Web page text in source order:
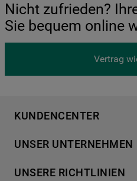
Nicht zufrieden?
Sie bequem online
Vertrag
KUNDENCENTER
Händlersuche
Häufige Fragen
UNSER UNTERNEHMEN
Für Händler
UNSERE RICHTLINIEN